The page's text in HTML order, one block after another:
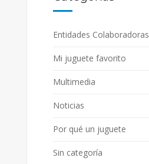
Entidades Colaboradoras
Mi juguete favorito
Multimedia
Noticias
Por qué un juguete
Sin categoría